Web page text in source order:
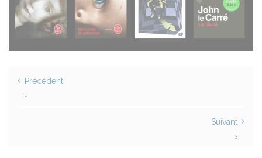
Précédent
1
Suivant
3